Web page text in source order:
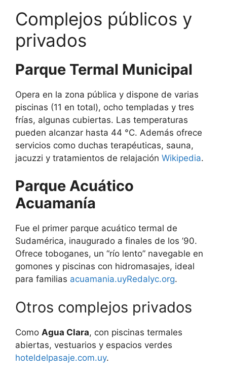
Complejos públicos y
privados
Parque Termal Municipal
Opera en la zona pública y dispone de varias
piscinas (11 en total), ocho templadas y tres
frías, algunas cubiertas. Las temperaturas
pueden alcanzar hasta 44 °C. Además ofrece
servicios como duchas terapéuticas, sauna,
jacuzzi y tratamientos de relajación Wikipedia.
Parque Acuático
Acuamanía
Fue el primer parque acuático termal de
Sudamérica, inaugurado a finales de los ’90.
Ofrece toboganes, un “río lento” navegable en
gomones y piscinas con hidromasajes, ideal
para familias acuamania.uyRedalyc.org.
Otros complejos privados
Como Agua Clara, con piscinas termales
abiertas, vestuarios y espacios verdes
hoteldelpasaje.com.uy.